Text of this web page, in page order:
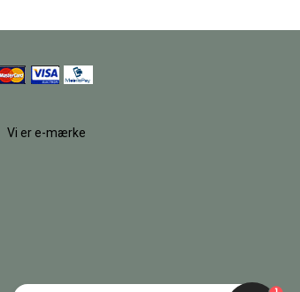
Vi er e-mærke